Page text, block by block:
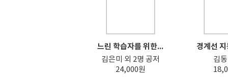
느린 학습자를 위한...
김은미 외 2명 공저
24,000원
경계선
김